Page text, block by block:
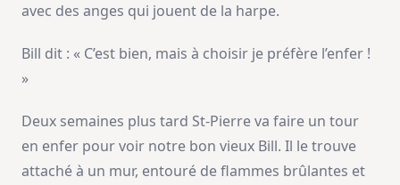
avec des anges qui jouent de la harpe.
Bill dit : « C’est bien, mais à choisir je préfère l’enfer !
»
Deux semaines plus tard St-Pierre va faire un tour
en enfer pour voir notre bon vieux Bill. Il le trouve
attaché à un mur, entouré de flammes brûlantes et